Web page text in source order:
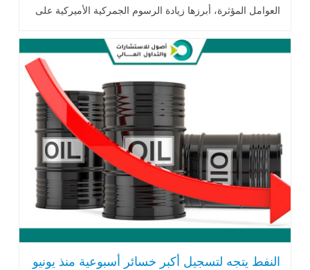
العوامل المؤثرة، أبرزها زيادة الرسوم الجمركية الأميركية على
النفط يتجه لتسجيل أكبر خسائر أسبوعية منذ يونيو